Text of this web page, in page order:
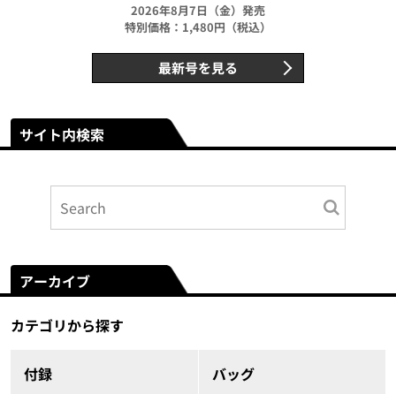
2026年8月7日（金）発売
特別価格：1,480円（税込）
最新号を見る
サイト内検索
アーカイブ
カテゴリから探す
付録 バッグ